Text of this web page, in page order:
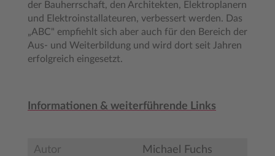
der Bauherrschaft, den Architekten, Elektroplanern
und Elektroinstallateuren, verbessert werden. Das
„ABC" empfiehlt sich aber auch für den Bereich der
Aus- und Weiterbildung und wird dort seit Jahren
erfolgreich eingesetzt.
Informationen & weiterführende Links
Autor Michael Fuchs